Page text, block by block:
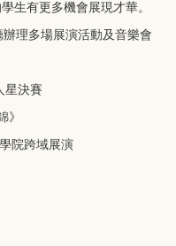
生有更多機會展現才華。
理多場展演活動及音樂會
星決賽
院跨域展演